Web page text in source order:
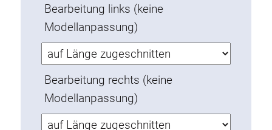
Rollenelemente
Kunststoffelemente
Kabelkanäle
Flächenelemente
Scharniere und Gelenke
Beschläge
Pneumatik Elemente
Bearbeitung links (keine
Modellanpassung)
Bearbeitung rechts (keine
Modellanpassung)